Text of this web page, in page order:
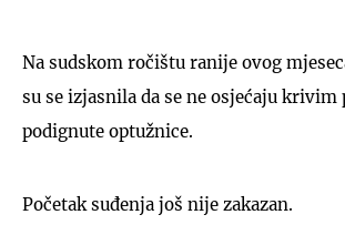
Na sudskom ročištu ranije ovog
su se izjasnila da se ne osjećaju krivim
podignute optužnice.
Početak suđenja još nije zakazan.